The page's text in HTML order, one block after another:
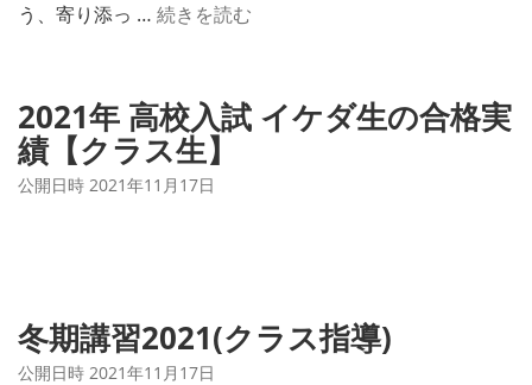
う、寄り添っ … 続きを読む
2
導)
2021年 高校入試 イケダ生の合格実
績【クラス生】
公開日時 2021年11月17日
冬期講習2021(クラス指導)
公開日時 2021年11月17日